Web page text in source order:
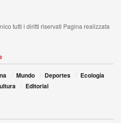
tutti i diritti riservati Pagina realizzata
Mundo Deportes
Ecología
Editorial